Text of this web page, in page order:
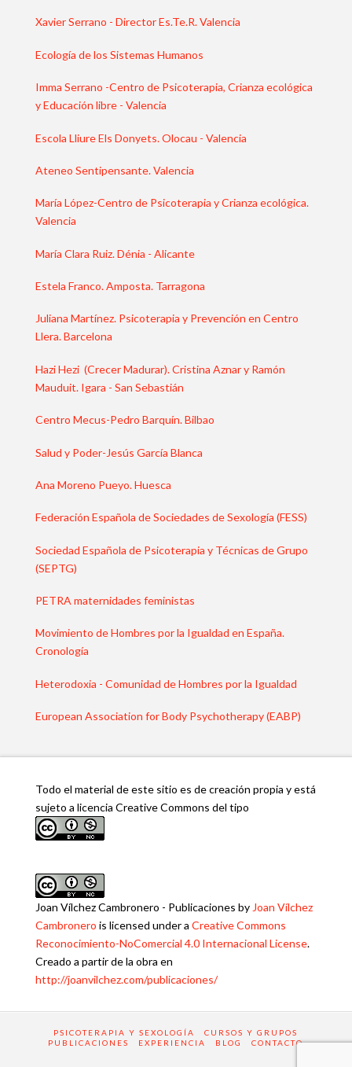
Xavier Serrano - Director Es.Te.R. Valencia
Ecología de los Sistemas Humanos
Imma Serrano -Centro de Psicoterapia, Crianza ecológica
y Educación libre - Valencia
Escola Lliure Els Donyets. Olocau - Valencia
Ateneo Sentipensante. Valencia
María López-Centro de Psicoterapia y Crianza ecológica.
Valencia
María Clara Ruiz. Dénia - Alicante
Estela Franco. Amposta. Tarragona
Juliana Martínez. Psicoterapia y Prevención en Centro
Llera. Barcelona
Hazi Hezi (Crecer Madurar). Cristina Aznar y Ramón
Mauduit. Igara - San Sebastián
Centro Mecus-Pedro Barquín. Bilbao
Salud y Poder-Jesús García Blanca
Ana Moreno Pueyo. Huesca
Federación Española de Sociedades de Sexología (FESS)
Sociedad Española de Psicoterapia y Técnicas de Grupo
(SEPTG)
PETRA maternidades feministas
Movimiento de Hombres por la Igualdad en España.
Cronología
Heterodoxia - Comunidad de Hombres por la Igualdad
European Association for Body Psychotherapy (EABP)
Todo el material de este sitio es de creación propia y está
sujeto a licencia Creative Commons del tipo
Joan Vílchez Cambronero - Publicaciones by Joan Vílchez
Cambronero is licensed under a Creative Commons
Reconocimiento-NoComercial 4.0 Internacional License.
Creado a partir de la obra en
http://joanvilchez.com/publicaciones/
PSICOTERAPIA Y SEXOLOGÍA
CURSOS Y GRUPOS
PUBLICACIONES
EXPERIENCIA BLOG CONTACTO